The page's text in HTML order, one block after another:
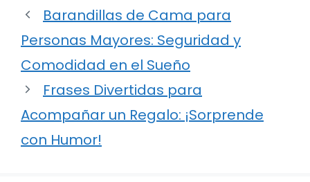
Barandillas de Cama para
Personas Mayores: Seguridad y
Comodidad en el Sueño
Frases Divertidas para
Acompañar un Regalo: ¡Sorprende
con Humor!